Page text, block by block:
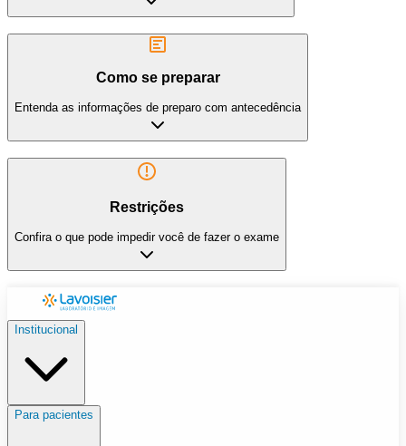
Como se preparar
Entenda as informações de preparo com antecedência
Restrições
Confira o que pode impedir você de fazer o exame
Institucional
Para pacientes